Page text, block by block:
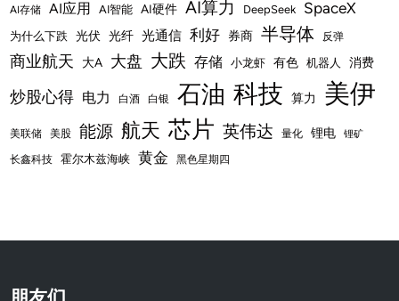
AI存储 AI应用 AI智能 AI硬件 AI算力 DeepSeek SpaceX
为什么下跌 光伏 光纤 光通信 利好 券商 半导体 反弹
商业航天 大A 大盘 大跌 存储 小龙虾 有色 机器人 消费
炒股心得 电力 白酒 白银 石油 科技 算力 美伊
美联储 美股 能源 航天 芯片 英伟达 量化 锂电 锂矿
长鑫科技 霍尔木兹海峡 黄金 黑色星期四